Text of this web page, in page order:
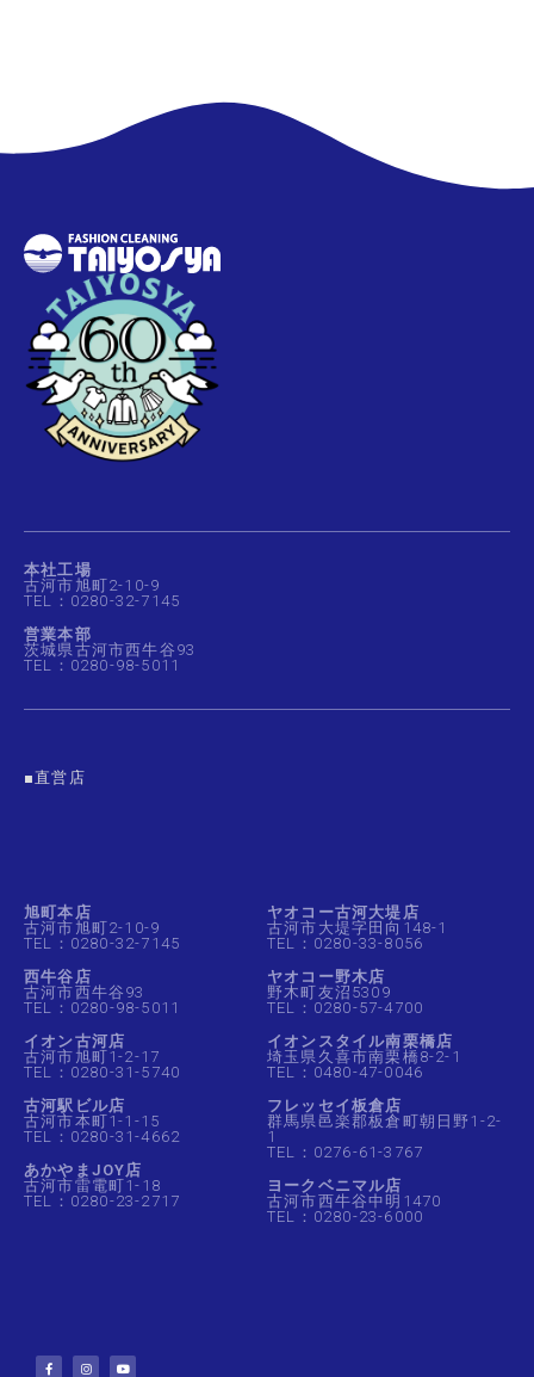
本社工場
古河市旭町2-10-9
TEL：0280-32-7145
営業本部
茨城県古河市西牛谷93
TEL：0280-98-5011
■直営店
旭町本店
古河市旭町2-10-9
TEL：0280-32-7145
西牛谷店
古河市西牛谷93
TEL：0280-98-5011
イオン古河店
古河市旭町1-2-17
TEL：0280-31-5740
古河駅ビル店
古河市本町1-1-15
TEL：0280-31-4662
あかやまJOY店
古河市雷電町1-18
TEL：0280-23-2717
ヤオコー古河大堤店
古河市大堤字田向148-1
TEL：0280-33-8056
ヤオコー野木店
野木町友沼5309
TEL：0280-57-4700
イオンスタイル南栗橋店
埼玉県久喜市南栗橋8-2-1
TEL：0480-47-0046
フレッセイ板倉店
群馬県邑楽郡板倉町朝日野1-2-
1
TEL：0276-61-3767
ヨークベニマル店
古河市西牛谷中明1470
TEL：0280-23-6000